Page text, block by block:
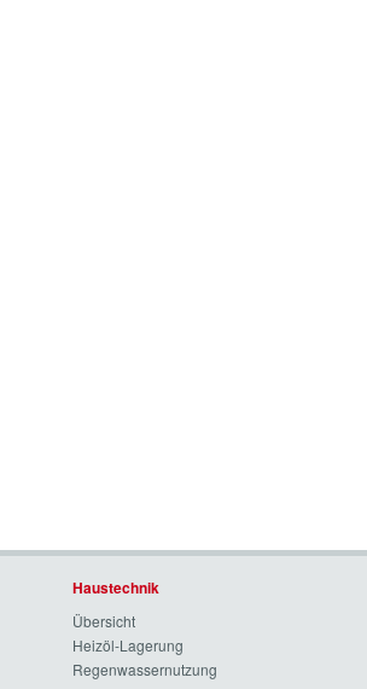
Haustechnik
Übersicht
Heizöl-Lagerung
Regenwassernutzung